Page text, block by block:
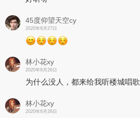
45度仰望天空cy
2020年6月27日
林小花xy
2020年6月26日
为什么没人，都来给我听楼城唱歌
林小花xy
2020年6月26日